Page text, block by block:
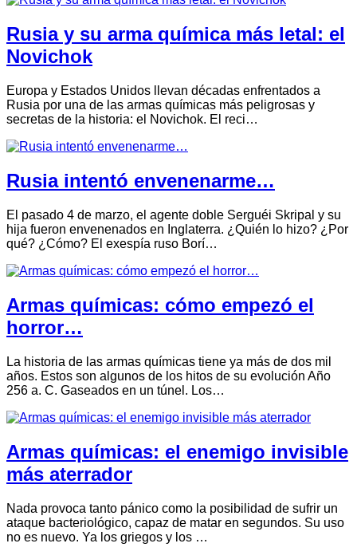
Rusia y su arma química más letal: el
Novichok
Europa y Estados Unidos llevan décadas enfrentados a
Rusia por una de las armas químicas más peligrosas y
secretas de la historia: el Novichok. El reci…
Rusia intentó envenenarme…
El pasado 4 de marzo, el agente doble Serguéi Skripal y su
hija fueron envenenados en Inglaterra. ¿Quién lo hizo? ¿Por
qué? ¿Cómo? El exespía ruso Borí…
Armas químicas: cómo empezó el
horror…
La historia de las armas químicas tiene ya más de dos mil
años. Estos son algunos de los hitos de su evolución Año
256 a. C. Gaseados en un túnel. Los…
Armas químicas: el enemigo invisible
más aterrador
Nada provoca tanto pánico como la posibilidad de sufrir un
ataque bacteriológico, capaz de matar en segundos. Su uso
no es nuevo. Ya los griegos y los …